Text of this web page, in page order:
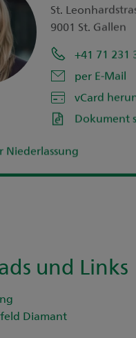
St.
9001 St. Gallen
+41 71 231
per E-Mail
vCard
Dokument
Niederlassung
und Links
Diamant